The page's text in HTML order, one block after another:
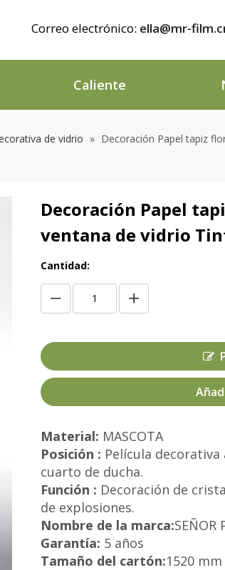
Correo electrónico: ella@mr-
Caliente
de vidrio » Decoración Papel tapiz
Decoración Papel
ventana de vidrio
Cantidad:
Material: MASCOTA
Posición : Película
cuarto de ducha.
Función : Decoración de
de explosiones.
Nombre de la marca:SEÑOR
Garantía: 5 años
Tamaño del cartón:1520 mm